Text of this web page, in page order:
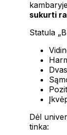
sukurti
Statula
Dėl
tinka: